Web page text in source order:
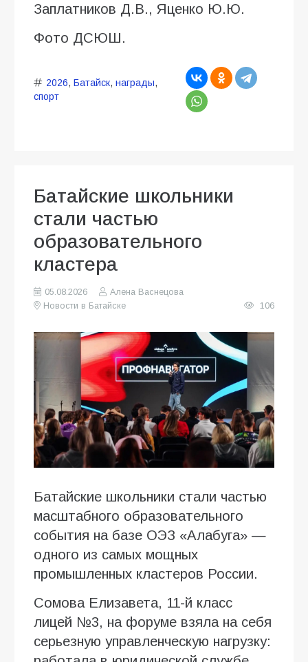
Заплатников Д.В., Яценко Ю.Ю.
Фото ДСЮШ.
2026, Батайск, награды,
спорт
Батайские школьники
стали частью
образовательного
кластера
05.08.2026
Алена Васнецова
Новости в Батайске
106
Батайские школьники стали частью
масштабного образовательного
события на базе ОЭЗ «Алабуга» —
одного из самых мощных
промышленных кластеров России.
Сомова Елизавета, 11-й класс
лицей №3, на форуме взяла на себя
серьезную управленческую нагрузку: